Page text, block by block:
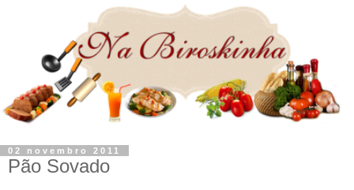
02 novembro 2011
Pão Sovado